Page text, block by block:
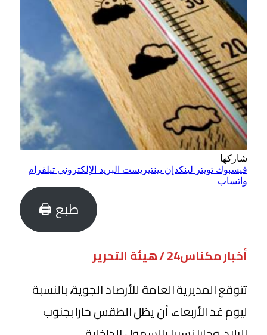
شاركها
فيسبوك تويتر لينكدإن بينتيريست البريد الإلكتروني تيلقرام
واتساب
طبع 🖨
أخبار مكناس24 / هيئة التحرير
تتوقع المديرية العامة للأرصاد الجوية، بالنسبة
ليوم غد الأربعاء، أن يظل الطقس حارا بجنوب